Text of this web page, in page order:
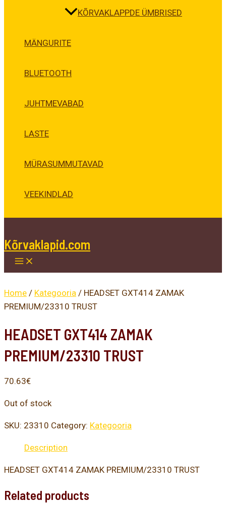
KÕRVAKLAPPDE ÜMBRISED
MÄNGURITE
BLUETOOTH
JUHTMEVABAD
LASTE
MÜRASUMMUTAVAD
VEEKINDLAD
Kõrvaklapid.com
Home / Kategooria / HEADSET GXT414 ZAMAK
PREMIUM/23310 TRUST
HEADSET GXT414 ZAMAK
PREMIUM/23310 TRUST
70.63€
Out of stock
SKU: 23310 Category: Kategooria
Description
HEADSET GXT414 ZAMAK PREMIUM/23310 TRUST
Related products